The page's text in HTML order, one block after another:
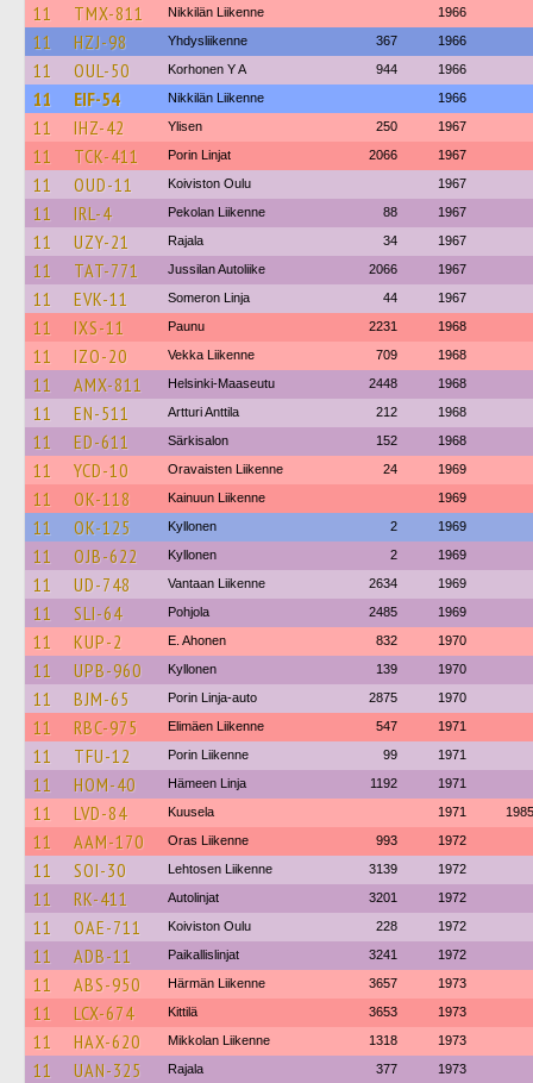
11 TMX-811 Nikkilän Liikenne 1966
11 HZJ-98 Yhdysliikenne 367 1966
11 OUL-50 Korhonen Y A 944 1966
11 EIF-54 Nikkilän Liikenne 1966
11 IHZ-42 Ylisen 250 1967
11 TCK-411 Porin Linjat 2066 1967
11 OUD-11 Koiviston Oulu 1967
11 IRL-4 Pekolan Liikenne 88 1967
11 UZY-21 Rajala 34 1967
11 TAT-771 Jussilan Autoliike 2066 1967
11 EVK-11 Someron Linja 44 1967
11 IXS-11 Paunu 2231 1968
11 IZO-20 Vekka Liikenne 709 1968
11 AMX-811 Helsinki-Maaseutu 2448 1968
11 EN-511 Artturi Anttila 212 1968
11 ED-611 Särkisalon 152 1968
11 YCD-10 Oravaisten Liikenne 24 1969
11 OK-118 Kainuun Liikenne 1969
11 OK-125 Kyllonen 2 1969
11 OJB-622 Kyllonen 2 1969
11 UD-748 Vantaan Liikenne 2634 1969
11 SLI-64 Pohjola 2485 1969
11 KUP-2 E. Ahonen 832 1970
11 UPB-960 Kyllonen 139 1970
11 BJM-65 Porin Linja-auto 2875 1970
11 RBC-975 Elimäen Liikenne 547 1971
11 TFU-12 Porin Liikenne 99 1971
11 HOM-40 Hämeen Linja 1192 1971
11 LVD-84 Kuusela 1971 1985
11 AAM-170 Oras Liikenne 993 1972
11 SOI-30 Lehtosen Liikenne 3139 1972
11 RK-411 Autolinjat 3201 1972
11 OAE-711 Koiviston Oulu 228 1972
11 ADB-11 Paikallislinjat 3241 1972
11 ABS-950 Härmän Liikenne 3657 1973
11 LCX-674 Kittilä 3653 1973
11 HAX-620 Mikkolan Liikenne 1318 1973
11 UAN-325 Rajala 377 1973